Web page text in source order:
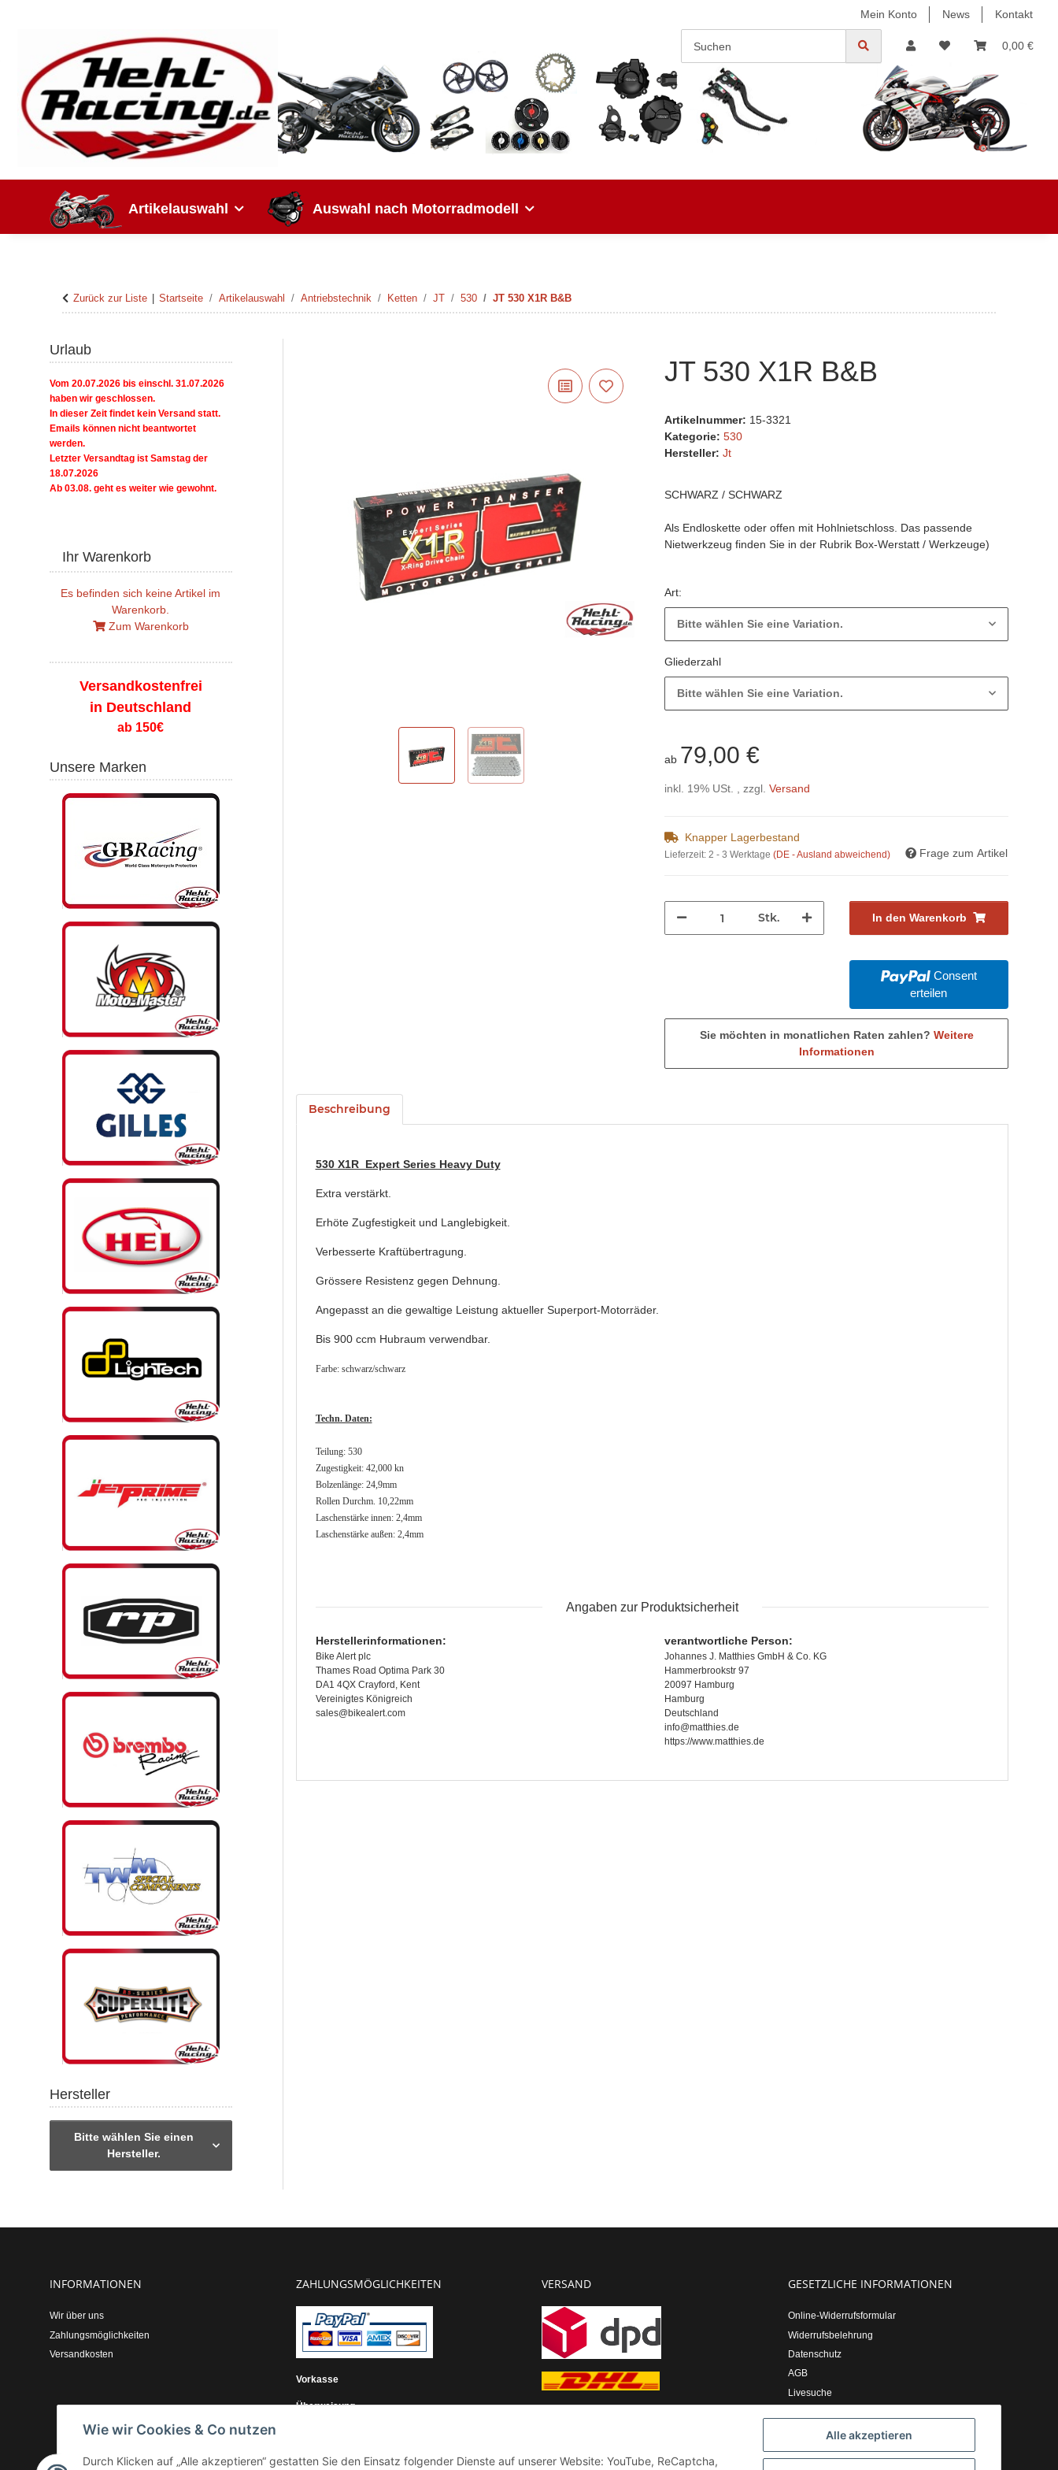
Alle akzeptieren
Wie wir Cookies & Co nutzen
Durch Klicken auf „Alle akzeptieren“ gestatten Sie den Einsatz folgender Dienste auf unserer Website: YouTube, ReCaptcha,
Mein Konto News Kontakt
0,00 €
Artikelauswahl Auswahl nach Motorradmodell
Zurück zur Liste Startseite Artikelauswahl Antriebstechnik Ketten JT 530 JT 530 X1R B&B
JT 530 X1R B&B
Artikelnummer: 15-3321
Kategorie:530
Hersteller: Jt
SCHWARZ / SCHWARZ
Als Endloskette oder offen mit Hohlnietschloss. Das passende
Nietwerkzeug finden Sie in der Rubrik Box-Werstatt / Werkzeuge)
Art:
Bitte wählen Sie eine Variation.
Gliederzahl
Bitte wählen Sie eine Variation.
ab 79,00 €
inkl. 19% USt. , zzgl.Versand
Knapper Lagerbestand
Lieferzeit:2 - 3 Werktage(DE - Ausland abweichend) Frage zum Artikel
Stk. In den Warenkorb
Consent
erteilen
Sie möchten in monatlichen Raten zahlen? Weitere
Informationen
Beschreibung
530 X1R Expert Series Heavy Duty
Extra verstärkt.
Erhöte Zugfestigkeit und Langlebigkeit.
Verbesserte Kraftübertragung.
Grössere Resistenz gegen Dehnung.
Angepasst an die gewaltige Leistung aktueller Superport-Motorräder.
Bis 900 ccm Hubraum verwendbar.
Farbe: schwarz/schwarz
Techn. Daten:
Teilung: 530
Zugestigkeit: 42,000 kn
Bolzenlänge: 24,9mm
Rollen Durchm. 10,22mm
Laschenstärke innen: 2,4mm
Laschenstärke außen: 2,4mm
Angaben zur Produktsicherheit
Herstellerinformationen:
Bike Alert plc
Thames Road Optima Park 30
DA1 4QX Crayford, Kent
Vereinigtes Königreich
sales@bikealert.com
verantwortliche Person:
Johannes J. Matthies GmbH & Co. KG
Hammerbrookstr 97
20097 Hamburg
Hamburg
Deutschland
info@matthies.de
https://www.matthies.de
Urlaub
Vom 20.07.2026 bis einschl. 31.07.2026
haben wir geschlossen.
In dieser Zeit findet kein Versand statt.
Emails können nicht beantwortet
werden.
Letzter Versandtag ist Samstag der
18.07.2026
Ab 03.08. geht es weiter wie gewohnt.
Ihr Warenkorb
Es befinden sich keine Artikel im
Warenkorb.
Zum Warenkorb
Versandkostenfrei
in Deutschland
ab 150€
Unsere Marken
Hersteller
Bitte wählen Sie einen
Hersteller.
INFORMATIONEN
Wir über uns
Zahlungsmöglichkeiten
Versandkosten
ZAHLUNGSMÖGLICHKEITEN
Vorkasse
Überweisung
VERSAND GESETZLICHE INFORMATIONEN
Online-Widerrufsformular
Widerrufsbelehrung
Datenschutz
AGB
Livesuche
Impressum